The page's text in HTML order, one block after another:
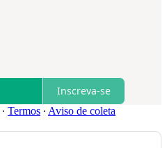
Inscreva-se
∙ Termos ∙ Aviso de coleta